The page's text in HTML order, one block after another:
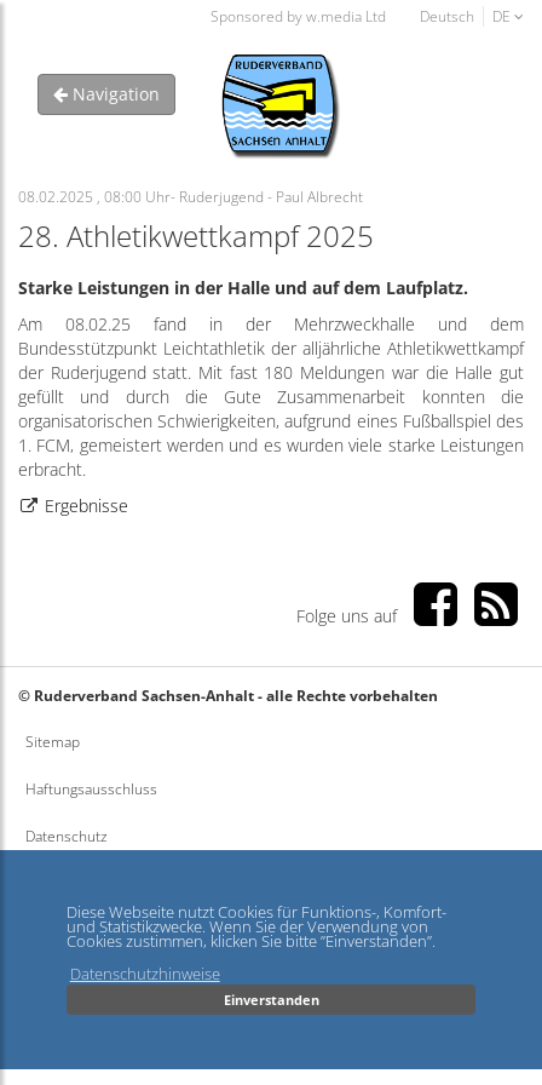
Diese Webseite nutzt Cookies für Funktions-, Komfort-
und Statistikzwecke. Wenn Sie der Verwendung von
Cookies zustimmen, klicken Sie bitte ”Einverstanden”.
Datenschutzhinweise
Einverstanden
Sponsored by w.media Ltd Deutsch DE
Navigation
08.02.2025 , 08:00 Uhr- Ruderjugend - Paul Albrecht
28. Athletikwettkampf 2025
Starke Leistungen in der Halle und auf dem Laufplatz.
Am 08.02.25 fand in der Mehrzweckhalle und dem
Bundesstützpunkt Leichtathletik der alljährliche Athletikwettkampf
der Ruderjugend statt. Mit fast 180 Meldungen war die Halle gut
gefüllt und durch die Gute Zusammenarbeit konnten die
organisatorischen Schwierigkeiten, aufgrund eines Fußballspiel des
1. FCM, gemeistert werden und es wurden viele starke Leistungen
erbracht.
Ergebnisse
Folge uns auf
© Ruderverband Sachsen-Anhalt - alle Rechte vorbehalten
Sitemap
Haftungsausschluss
Datenschutz